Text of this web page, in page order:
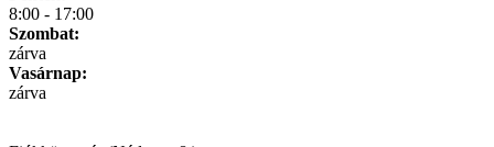
8:00 - 17:00
Szombat:
zárva
Vasárnap:
zárva